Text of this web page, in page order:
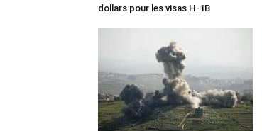
dollars pour les visas H-1B